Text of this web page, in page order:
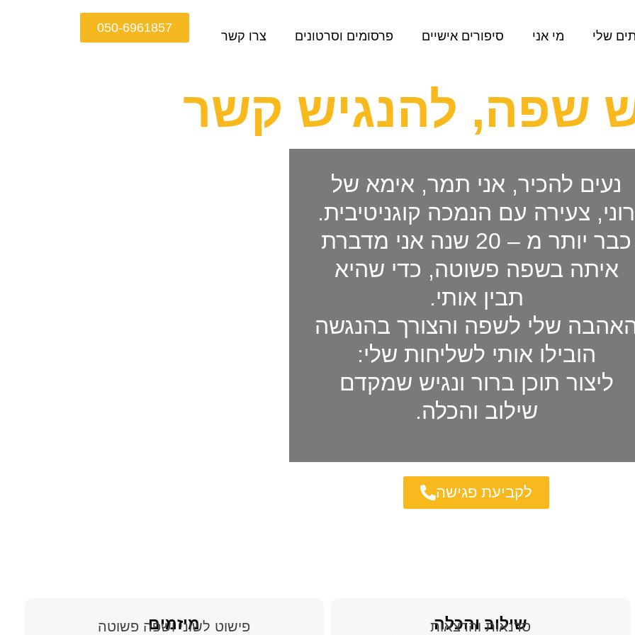
שלי מי אני סיפורים אישיים פרסומים וסרטונים צרו קשר
050-6961857
שפה, להנגיש קשר
נעים להכיר, אני תמר, אימא של
רוני, צעירה עם הנמכה קוגניטיבית.
כבר יותר מ – 20 שנה אני מדברת
איתה בשפה פשוטה, כדי שהיא
תבין אותי.
שלי לשפה והצורך בהנגשה
הובילו אותי לשליחות שלי:
ליצור תוכן ברור ונגיש שמקדם
שילוב והכלה.
לקביעת פגישה
שילוב והכלה
סדנאות והרצאות
מיזמים
פישוט לשוני ושפה פשוטה